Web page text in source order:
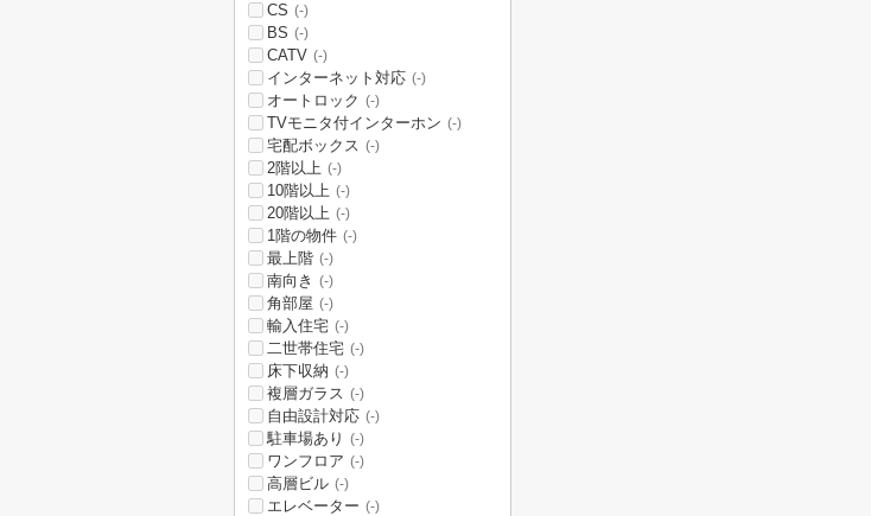
CS (-)
BS (-)
CATV (-)
インターネット対応 (-)
オートロック (-)
TVモニタ付インターホン (-)
宅配ボックス (-)
2階以上 (-)
10階以上 (-)
20階以上 (-)
1階の物件 (-)
最上階 (-)
南向き (-)
角部屋 (-)
輸入住宅 (-)
二世帯住宅 (-)
床下収納 (-)
複層ガラス (-)
自由設計対応 (-)
駐車場あり (-)
ワンフロア (-)
高層ビル (-)
エレベーター (-)